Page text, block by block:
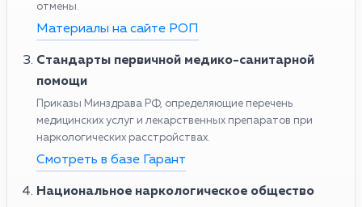
отмены.
Материалы на сайте РОП
Стандарты первичной медико-санитарной
помощи
Приказы Минздрава РФ, определяющие перечень
медицинских услуг и лекарственных препаратов при
наркологических расстройствах.
Смотреть в базе Гарант
Национальное наркологическое общество